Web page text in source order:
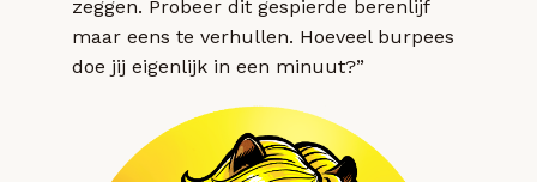
zeggen. Probeer dit gespierde berenlijf
maar eens te verhullen. Hoeveel burpees
doe jij eigenlijk in een minuut?”